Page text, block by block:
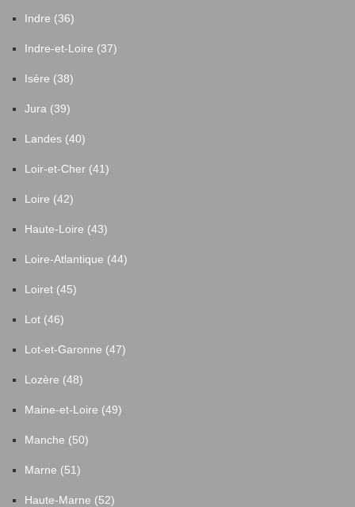
Indre (36)
Indre-et-Loire (37)
Isère (38)
Jura (39)
Landes (40)
Loir-et-Cher (41)
Loire (42)
Haute-Loire (43)
Loire-Atlantique (44)
Loiret (45)
Lot (46)
Lot-et-Garonne (47)
Lozère (48)
Maine-et-Loire (49)
Manche (50)
Marne (51)
Haute-Marne (52)